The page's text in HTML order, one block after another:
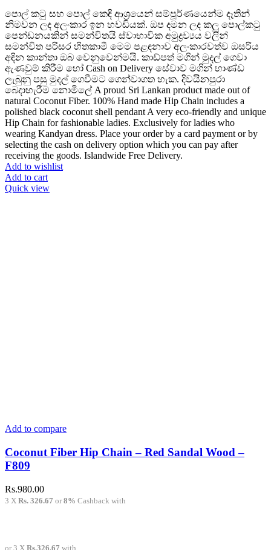
පොල් කටු සහ පොල් කෙඳි ආශ්‍රයෙන් සම්පූර්ණයෙන්ම දෑතින්
නිමවන ලද අලංකාර ඉන හවඩියක්. ඔප දමන ලද කලු පොල්කටු
පෙන්ඩනයකින් සමන්විතයි ස්වාභාවික අමුද්‍රව්‍යය වලින්
සමන්විත පරිසර හිතකාමී මෙම පළඳනාව අලංකාරවත්ව ඔසරිය
අඳින කාන්තා ඔබ වෙනුවෙන්මයි. කාඩ්පත් මගින් මුදල් ගෙවා
ඇණවුම් කිරීම හෝ Cash on Delivery සේවාව මගින් භාණ්ඩ
ලැබුනු පසු මුදල් ගෙවීමට ගෙන්වාගත හැක. දිවයිනපුරා
බෙදාහැරීම නොමිලේ A proud Sri Lankan product made out of
natural Coconut Fiber. 100% Hand made Hip Chain includes a
polished black coconut shell pendant A very eco-friendly and unique
Hip Chain for fashionable ladies. Exclusively for ladies who
wearing Kandyan dress. Place your order by a card payment or by
selecting the cash on delivery option which you can pay after
receiving the goods. Islandwide Free Delivery.
Add to wishlist
Add to cart
Quick view
Add to compare
Coconut Fiber Hip Chain – Red Sandal Wood –
F809
Rs.980.00
3 X Rs. 326.67 or8% Cashback with
or 3 X Rs.326.67 with